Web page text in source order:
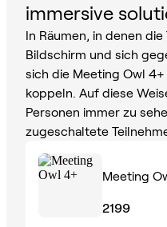
immersive
In Räumen, in denen
Bildschirm und sich
sich die Meeting Owl
koppeln. Auf diese
Personen immer zu
zugeschaltete
Meeting
2199